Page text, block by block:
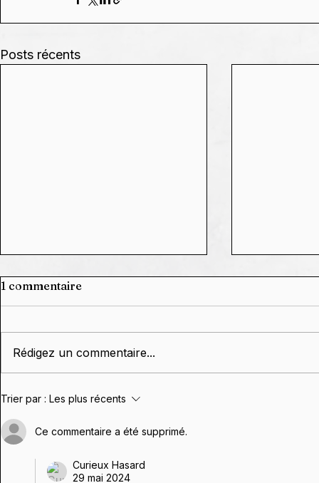
Posts récents
🗓️ Agenda 2026,
constellations,
conférences & dédicaces
1 commentaire
Rédigez un commentaire...
Trier par : Les plus récents
Ce commentaire a été supprimé.
Curieux Hasard
29 mai 2024